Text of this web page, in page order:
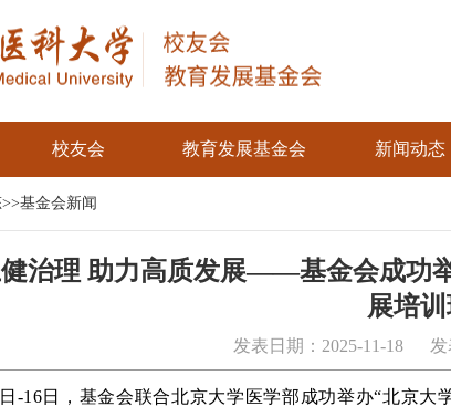
校友会 教育发展基金会 新闻动态
>>基金会新闻
治理 助力高质发展——基金会成功
展培训
发表日期：2025-11-18
-16日， 基金会联合北京大学 医学部 成功举办“北京大